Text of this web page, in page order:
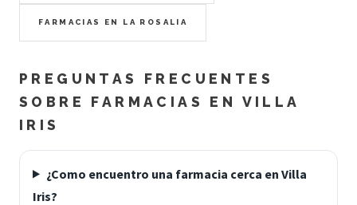
FARMACIAS EN LA ROSALIA
PREGUNTAS FRECUENTES
SOBRE FARMACIAS EN VILLA
IRIS
¿Como encuentro una farmacia cerca en Villa
Iris?